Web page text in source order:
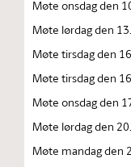
Møte onsdag den
Møte lørdag den
Møte tirsdag den
Møte tirsdag den
Møte onsdag den
Møte lørdag den
Møte mandag den